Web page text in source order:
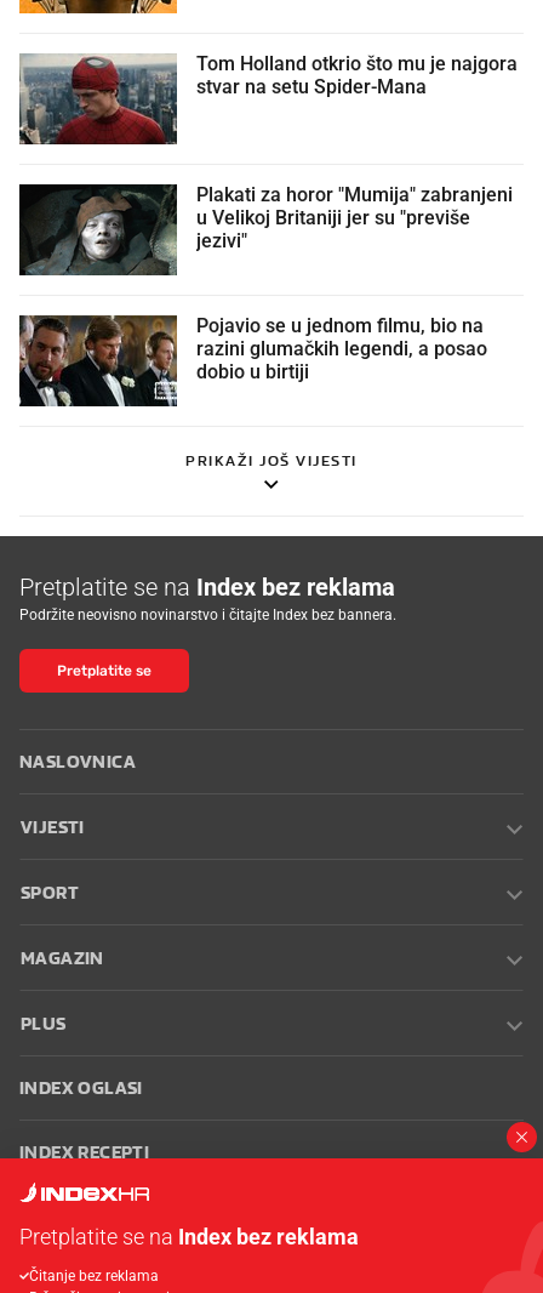
Tom Holland otkrio što mu je najgora
stvar na setu Spider-Mana
Plakati za horor "Mumija" zabranjeni
u Velikoj Britaniji jer su "previše
jezivi"
Pojavio se u jednom filmu, bio na
razini glumačkih legendi, a posao
dobio u birtiji
PRIKAŽI JOŠ VIJESTI
Pretplatite se na Index bez reklama
Podržite neovisno novinarstvo i čitajte Index bez bannera.
Pretplatite se
NASLOVNICA
VIJESTI
SPORT
MAGAZIN
PLUS
INDEX OGLASI
INDEX RECEPTI
Oglašavanje Zaposli se na Indexu
Pretplatite se na Index bez reklama
Čitanje bez reklama